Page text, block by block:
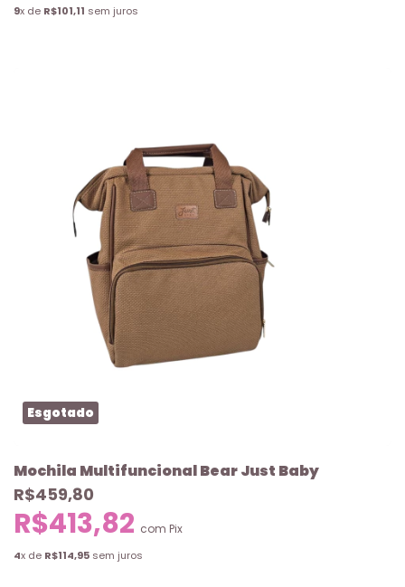
9x de R$101,11 sem juros
Esgotado
Mochila Multifuncional Bear Just Baby
R$459,80
R$413,82 com Pix
4x de R$114,95 sem juros